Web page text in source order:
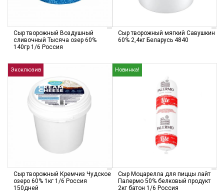
Сыр творожный Воздушный
сливочный Тысяча озер 60%
140гр 1/6 Россия
Сыр творожный мягкий Савушкин
60% 2,4кг Беларусь 4840
Эксклюзив
Сыр творожный Кремчиз Чудское
озеро 60% 1кг 1/6 Россия
150дней
Новинка!
Сыр Моцарелла для пиццы лайт
Палермо 50% белковый продукт
2кг батон 1/6 Россия